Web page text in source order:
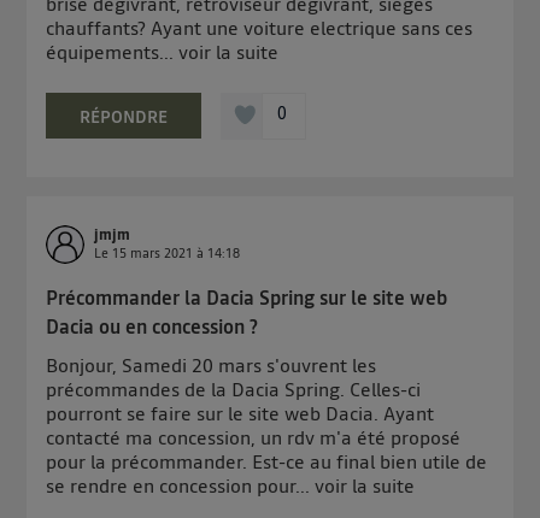
chauffants? Ayant une voiture electrique sans ces
équipements...voir la suite
RÉPONDRE 0
jmjm
Le 15 mars 2021 à 14:18
Précommander la Dacia Spring sur le site web
Dacia ou en concession ?
Bonjour, Samedi 20 mars s'ouvrent les
précommandes de la Dacia Spring. Celles-ci
pourront se faire sur le site web Dacia. Ayant
contacté ma concession, un rdv m'a été proposé
pour la précommander. Est-ce au final bien utile de
se rendre en concession pour...voir la suite
« gérer Utiq » en bas de ce site. Pour plus
d'informations, veuillez consulter
la Politique
d'Utiq